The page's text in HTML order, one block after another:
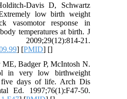
14. Knobel RB, Holditch-Davis D,
TA, Wimmer JE. Extremely low
preterm infants lack vasomotor
relationship to cold body temperatures
Perinatol.
[DOI:10.1038/jp.2009.99
15. Lyon AJ, Pikaar ME, Badger P,
Temperature control in very low
infants during first five days of life.
Child Fetal Neonatal Ed.